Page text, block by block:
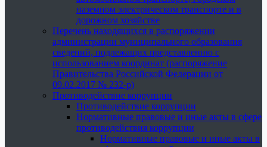
наземном электрическом транспорте и в
дорожном хозяйстве
Перечень находящихся в распоряжении
администрации муниципального образования
сведений, подлежащих представлению с
использованием координат (распоряжение
Правительства Российской Федерации от
09.02.2017 № 232-р)
Противодействие коррупции
Противодействие коррупции
Нормативные правовые и иные акты в сфере
противодействия коррупции
Нормативные правовые и иные акты в